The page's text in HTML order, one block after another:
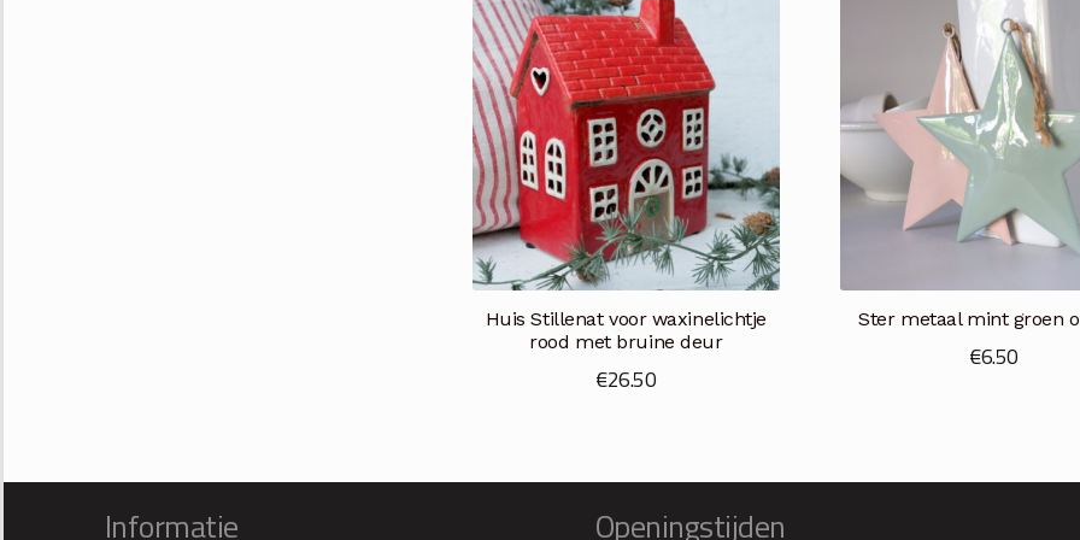
Huis Stillenat voor waxinelichtje
rood met bruine deur
€26.50
Ster metaal mint groen
€6.50
Informatie Openingstijden